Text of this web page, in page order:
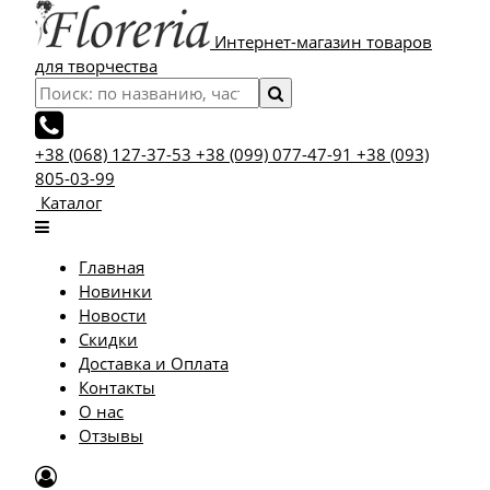
Интернет-магазин товаров
для творчества
+38 (068) 127-37-53 +38 (099) 077-47-91 +38 (093)
805-03-99
Каталог
Главная
Новинки
Новости
Скидки
Доставка и Оплата
Контакты
О нас
Отзывы